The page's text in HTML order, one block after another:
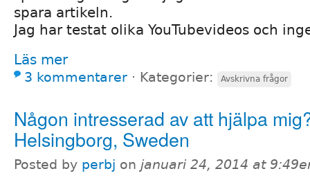
spara artikeln.
Jag har testat olika YouTubevideos och
Läs mer
3 kommentarer ⋅ Kategorier: Avskrivna frågor
Någon intresserad av att hjälpa
Helsingborg, Sweden
Posted by perbj on januari 24, 2014 at